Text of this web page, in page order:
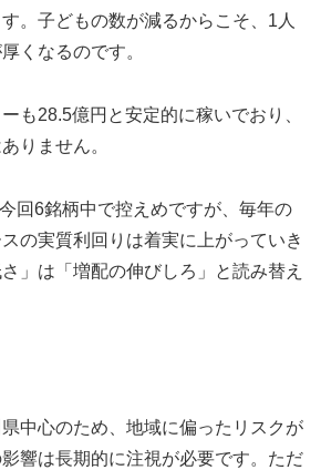
。子どもの数が減るからこそ、1人
くなるのです。
も28.5億円と安定的に稼いでおり、
りません。
回6銘柄中で控えめですが、毎年の
の実質利回りは着実に上がっていき
」は「増配の伸びしろ」と読み替え
中心のため、地域に偏ったリスクが
響は長期的に注視が必要です。ただ